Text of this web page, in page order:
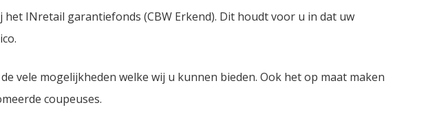
INretail garantiefonds (CBW Erkend). Dit houdt voor u in dat uw
vele mogelijkheden welke wij u kunnen bieden. Ook het op maat maken
coupeuses.